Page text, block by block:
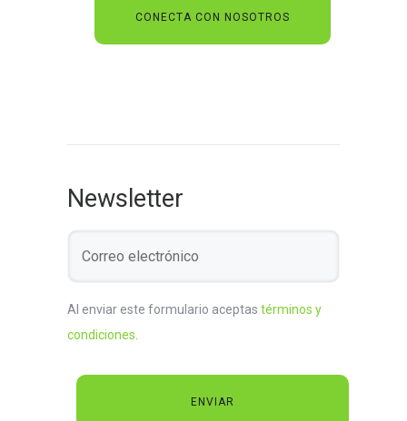
Newsletter
Al enviar este formulario aceptas términos y
condiciones